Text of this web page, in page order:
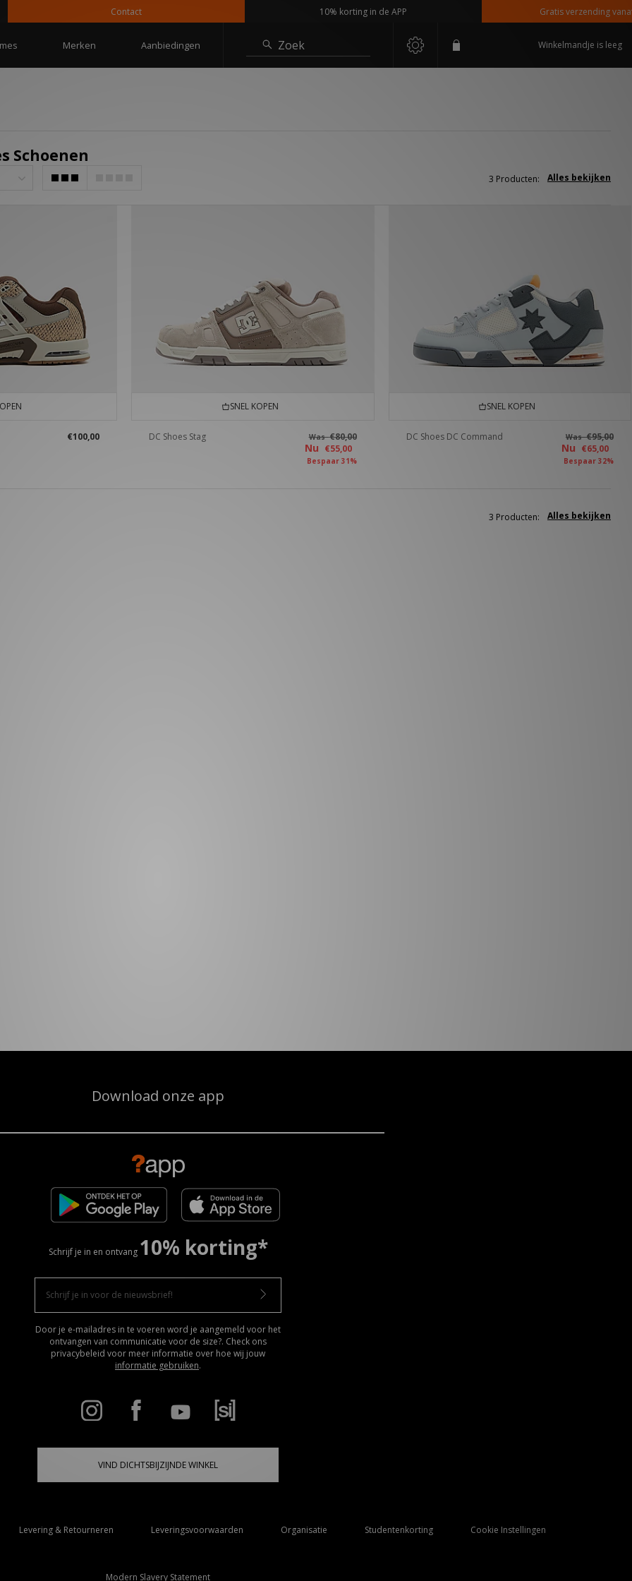
Contact 10% korting in de APP Gratis verzending vanaf
Merken Aanbiedingen Zoek Winkelmandje is leeg
Schoenen
Alles bekijken
3 Producten:
€100,00
SNEL KOPEN
DC Shoes Stag Was€80,00
Nu €55,00
Bespaar 31%
SNEL KOPEN
DC Shoes DC Command Was€95,00
Nu €65,00
Bespaar 32%
Alles bekijken
3 Producten:
Download onze app
Schrijf je in en ontvang 10% korting*
Door je e-mailadres in te voeren word je aangemeld voor het
ontvangen van communicatie voor de size?. Check ons
privacybeleid voor meer informatie over hoe wij jouw
informatie gebruiken.
VIND DICHTSBIJZIJNDE WINKEL
Levering & Retourneren Leveringsvoorwaarden Organisatie Studentenkorting Cookie Instellingen
Modern Slavery Statement